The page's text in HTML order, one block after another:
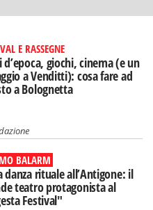
E RASSEGNE
giochi, cinema (e un
a Venditti): cosa fare ad
a Bolognetta
BALARM
danza rituale all’Antigone: il
teatro protagonista al
Festival"